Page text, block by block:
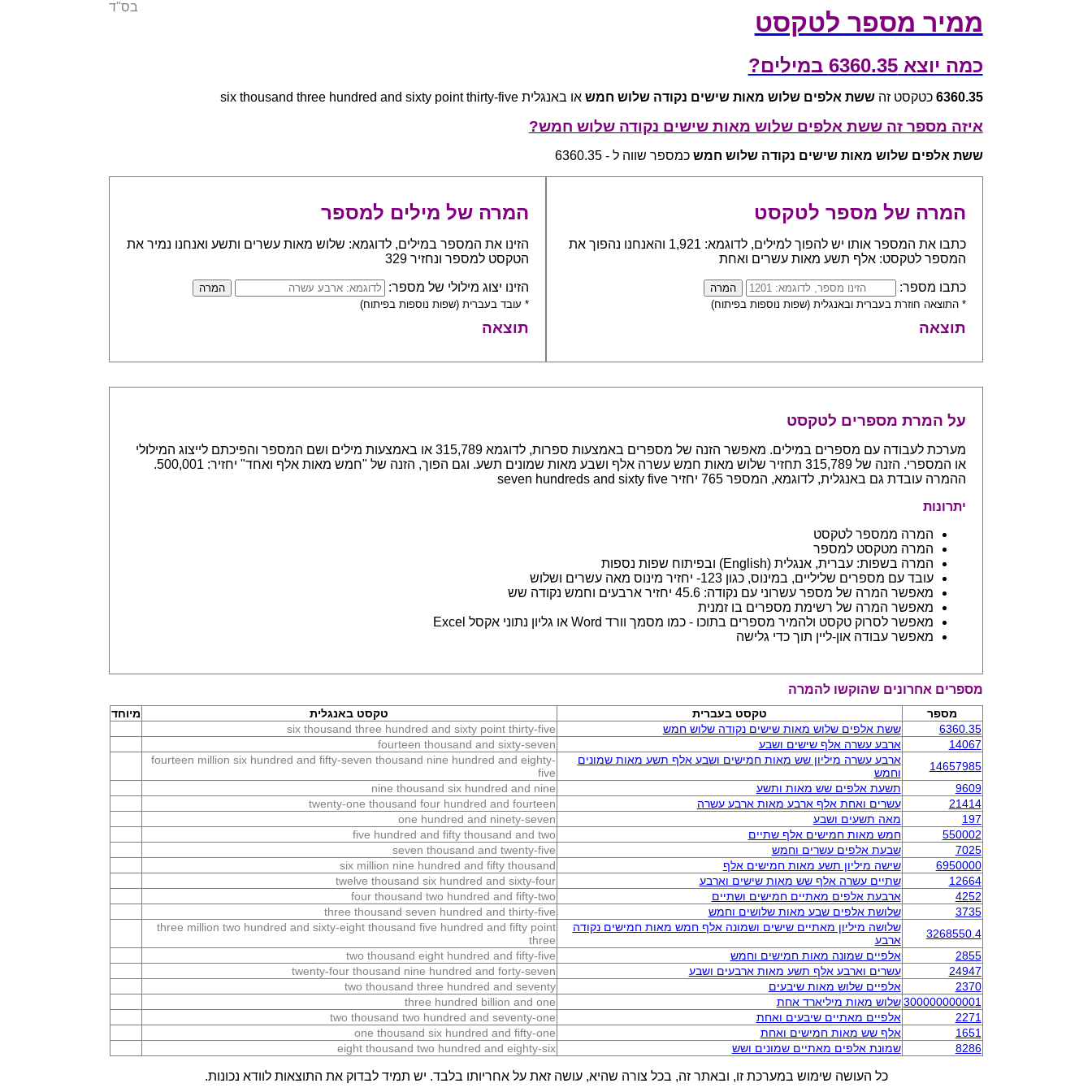
ממיר מספר לטקסט
בס"ד
כמה יוצא 6360.35 במילים?
6360.35 כטקסט זהששת אלפים שלוש מאות שישים נקודה שלוש חמש או באנגלית six thousand three hundred and sixty point thirty-five
איזה מספר זה ששת אלפים שלוש מאות שישים נקודה שלוש חמש?
ששת אלפים שלוש מאות שישים נקודה שלוש חמש כמספר שווה ל - 6360.35
המרה של מספר לטקסט
כתבו את המספר אותו יש להפוך למילים, לדוגמא: 1,921 והאנחנו נהפוך את
המספר לטקסט: אלף תשע מאות עשרים ואחת
כתבו מספר:
* התוצאה חוזרת בעברית ובאנגלית (שפות נוספות בפיתוח)
תוצאה
המרה של מילים למספר
הזינו את המספר במילים, לדוגמא: שלוש מאות עשרים ותשע ואנחנו נמיר את
הטקסט למספר ונחזיר 329
הזינו יצוג מילולי של מספר:
* עובד בעברית (שפות נוספות בפיתוח)
תוצאה
על המרת מספרים לטקסט
מערכת לעבודה עם מספרים במילים. מאפשר הזנה של מספרים באמצעות ספרות, לדוגמא 315,789 או באמצעות מילים ושם המספר והפיכתם לייצוג המילולי
או המספרי. הזנה של 315,789 תחזיר שלוש מאות חמש עשרה אלף ושבע מאות שמונים תשע. וגם הפוך, הזנה של "חמש מאות אלף ואחד" יחזיר: 500,001.
ההמרה עובדת גם באנגלית, לדוגמא, המספר 765 יחזיר seven hundreds and sixty five
יתרונות
המרה ממספר לטקסט
המרה מטקסט למספר
המרה בשפות: עברית, אנגלית (English) ובפיתוח שפות נספות
עובד עם מספרים שליליים, במינוס, כגון 123- יחזיר מינוס מאה עשרים ושלוש
מאפשר המרה של מספר עשרוני עם נקודה: 45.6 יחזיר ארבעים וחמש נקודה שש
מאפשר המרה של רשימת מספרים בו זמנית
מאפשר לסרוק טקסט ולהמיר מספרים בתוכו - כמו מסמך וורד Word או גליון נתוני אקסל Excel
מאפשר עבודה און-ליין תוך כדי גלישה
מספרים אחרונים שהוקשו להמרה
מספר טקסט בעברית טקסט באנגלית
מיוחד
6360.35
ששת אלפים שלוש מאות שישים נקודה שלוש חמש
six thousand three hundred and sixty point thirty-five
14067
ארבע עשרה אלף שישים ושבע
fourteen thousand and sixty-seven
14657985
ארבע עשרה מיליון שש מאות חמישים ושבע אלף תשע מאות שמונים
וחמש
fourteen million six hundred and fifty-seven thousand nine hundred and eighty-
five
9609
תשעת אלפים שש מאות ותשע
nine thousand six hundred and nine
21414
עשרים ואחת אלף ארבע מאות ארבע עשרה
twenty-one thousand four hundred and fourteen
197
מאה תשעים ושבע
one hundred and ninety-seven
550002
חמש מאות חמישים אלף שתיים
five hundred and fifty thousand and two
7025
שבעת אלפים עשרים וחמש
seven thousand and twenty-five
6950000
שישה מיליון תשע מאות חמישים אלף
six million nine hundred and fifty thousand
12664
שתיים עשרה אלף שש מאות שישים וארבע
twelve thousand six hundred and sixty-four
4252
ארבעת אלפים מאתיים חמישים ושתיים
four thousand two hundred and fifty-two
3735
שלושת אלפים שבע מאות שלושים וחמש
three thousand seven hundred and thirty-five
3268550.4
שלושה מיליון מאתיים שישים ושמונה אלף חמש מאות חמישים נקודה
ארבע
three million two hundred and sixty-eight thousand five hundred and fifty point
three
2855
אלפיים שמונה מאות חמישים וחמש
two thousand eight hundred and fifty-five
24947
עשרים וארבע אלף תשע מאות ארבעים ושבע
twenty-four thousand nine hundred and forty-seven
2370
אלפיים שלוש מאות שיבעים
two thousand three hundred and seventy
300000000001 שלוש מאות מיליארד אחת
three hundred billion and one
2271
אלפיים מאתיים שיבעים ואחת
two thousand two hundred and seventy-one
1651
אלף שש מאות חמישים ואחת
one thousand six hundred and fifty-one
8286
שמונת אלפים מאתיים שמונים ושש eight thousand two hundred and eighty-six
כל העושה שימוש במערכת זו, ובאתר זה, בכל צורה שהיא, עושה זאת על אחריותו בלבד. יש תמיד לבדוק את התוצאות לוודא נכונות.